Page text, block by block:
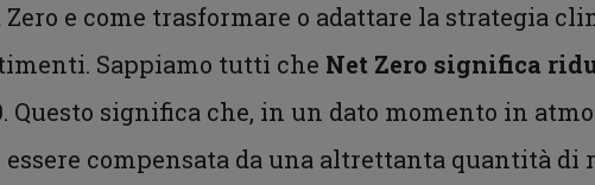
e come trasformare o adattare la strategia
Sappiamo tutti che Net Zero significa
. Questo significa che, in un dato momento in
essere compensata da una altrettanta quantità